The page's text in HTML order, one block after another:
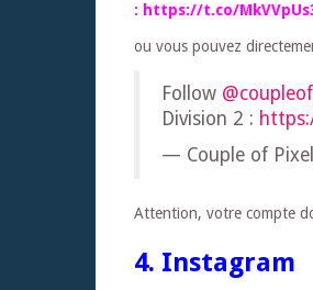
: https://t.co/
ou vous pouvez
Follow
Division 2 :
— Couple of
Attention, votre compte
4. Instagram